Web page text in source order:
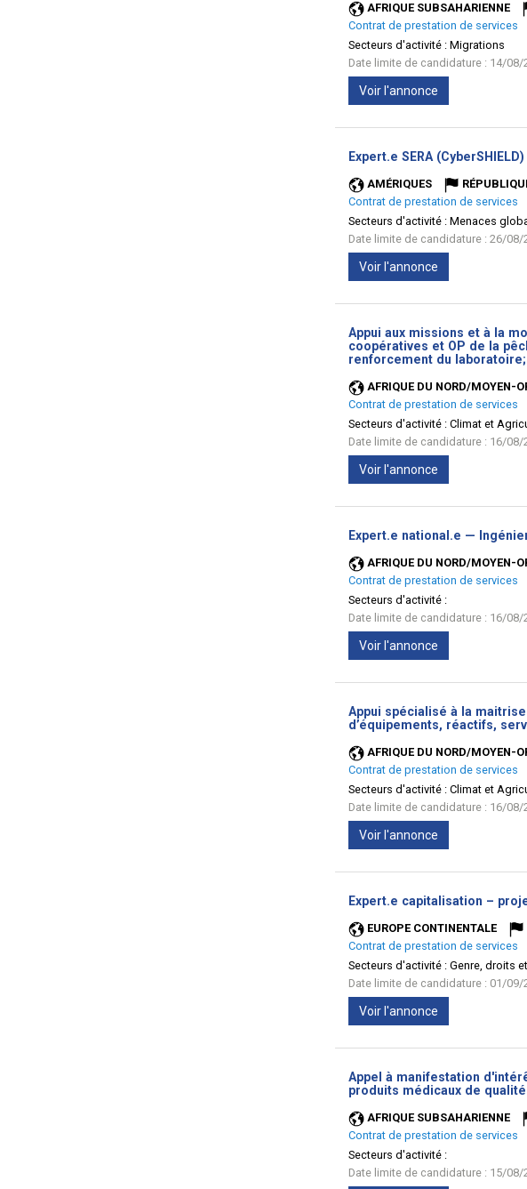
AFRIQUE SUBSAHARIENNE
Contrat de prestation de services
Secteurs d'activité : Migrations
Date limite de candidature : 14/08/
Voir l'annonce
Expert.e SERA
AMÉRIQUES
Contrat de prestation de services
Secteurs d'activité : Menaces
Date limite de candidature : 26/08/
Voir l'annonce
Appui aux missions et à la
coopératives et OP de la
renforcement du laboratoire;
AFRIQUE DU NORD/MOYEN-
Contrat de prestation de services
Secteurs d'activité : Climat et
Date limite de candidature : 16/08/
Voir l'annonce
Expert.e national.e —
AFRIQUE DU NORD/MOYEN-
Contrat de prestation de services
Secteurs d'activité :
Date limite de candidature : 16/08/
Voir l'annonce
Appui spécialisé à la
d’équipements, réactifs,
AFRIQUE DU NORD/MOYEN-
Contrat de prestation de services
Secteurs d'activité : Climat et
Date limite de candidature : 16/08/
Voir l'annonce
Expert.e capitalisation –
EUROPE CONTINENTALE
Contrat de prestation de services
Secteurs d'activité : Genre, droits
Date limite de candidature : 01/09/
Voir l'annonce
Appel à manifestation
produits médicaux de
AFRIQUE SUBSAHARIENNE
Contrat de prestation de services
Secteurs d'activité :
Date limite de candidature : 15/08/